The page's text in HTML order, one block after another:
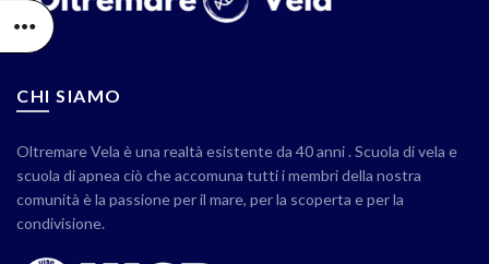
CHI SIAMO
Oltremare Vela è una realtà esistente da 40 anni . Scuola di vela e
scuola di apnea ciò che accomuna tutti i membri della nostra
comunità è la passione per il mare, per la scoperta e per la
condivisione.